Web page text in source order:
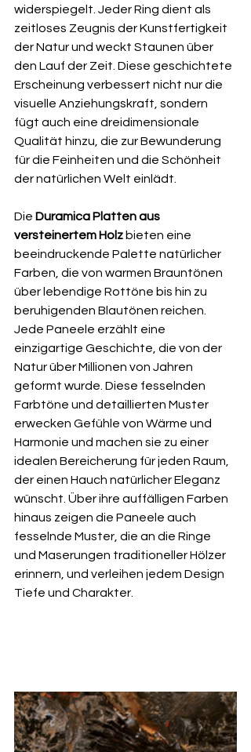
widerspiegelt. Jeder Ring dient als
zeitloses Zeugnis der Kunstfertigkeit
der Natur und weckt Staunen über
den Lauf der Zeit. Diese geschichtete
Erscheinung verbessert nicht nur die
visuelle Anziehungskraft, sondern
fügt auch eine dreidimensionale
Qualität hinzu, die zur Bewunderung
für die Feinheiten und die Schönheit
der natürlichen Welt einlädt.
Die Duramica Platten aus
versteinertem Holz bieten eine
beeindruckende Palette natürlicher
Farben, die von warmen Brauntönen
über lebendige Rottöne bis hin zu
beruhigenden Blautönen reichen.
Jede Paneele erzählt eine
einzigartige Geschichte, die von der
Natur über Millionen von Jahren
geformt wurde. Diese fesselnden
Farbtöne und detaillierten Muster
erwecken Gefühle von Wärme und
Harmonie und machen sie zu einer
idealen Bereicherung für jeden Raum,
der einen Hauch natürlicher Eleganz
wünscht. Über ihre auffälligen Farben
hinaus zeigen die Paneele auch
fesselnde Muster, die an die Ringe
und Maserungen traditioneller Hölzer
erinnern, und verleihen jedem Design
Tiefe und Charakter.